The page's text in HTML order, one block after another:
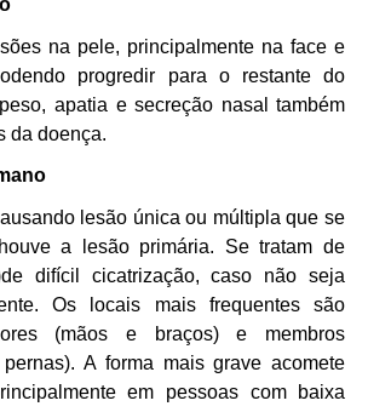
na pele, principalmente na face e
progredir para o restante do
apatia e secreção nasal também
da doença.
lesão única ou múltipla que se
a lesão primária. Se tratam de
difícil cicatrização, caso não seja
Os locais mais frequentes são
(mãos e braços) e membros
A forma mais grave acomete
em pessoas com baixa